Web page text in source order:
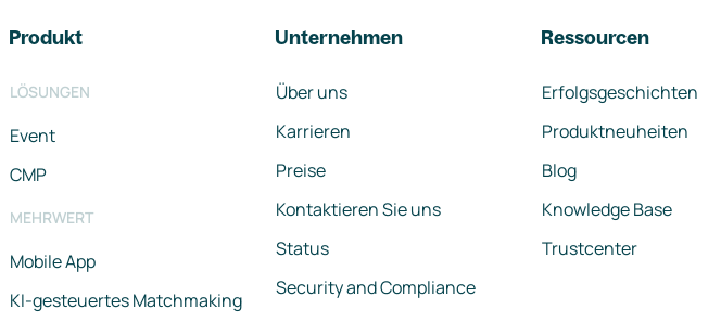
Produkt
LÖSUNGEN
Event
CMP
MEHRWERT
Mobile App
KI-gesteuertes Matchmaking
Unternehmen
Über uns
Karrieren
Preise
Kontaktieren Sie uns
Status
Security and Compliance
Ressourcen
Erfolgsgeschichten
Produktneuheiten
Blog
Knowledge Base
Trustcenter